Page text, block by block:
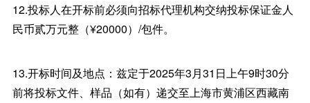
12.投标人在开标前必须向招标代理机构交纳投标保证金人
民币贰万元整（¥20000）/包件。
13.开标时间及地点：兹定于2025年3月31日上午9时30分
前将投标文件、样品（如有）递交至上海市黄浦区西藏南